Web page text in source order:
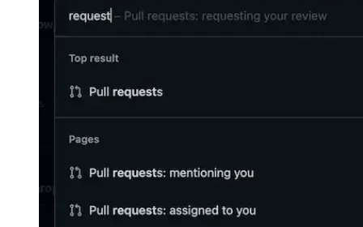
Image eac216c944c1